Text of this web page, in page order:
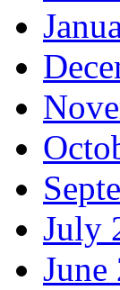
July
June